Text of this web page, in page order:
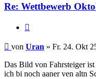
Re: Wettbewerb
Beitrag
von Uran » Fr. 24. Okt
Das Bild von Fahrsteiger
ich bi noch aaner ven altn